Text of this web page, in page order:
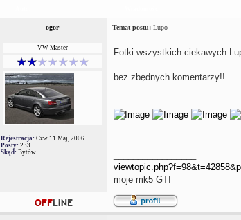
ogor Temat postu:Lupo
VW Master
Rejestracja: Czw 11 Maj, 2006
Posty: 233
Skąd: Bytów
Fotki wszystkich ciekawych
bez zbędnych komentarzy!!
moje mk5 GTI